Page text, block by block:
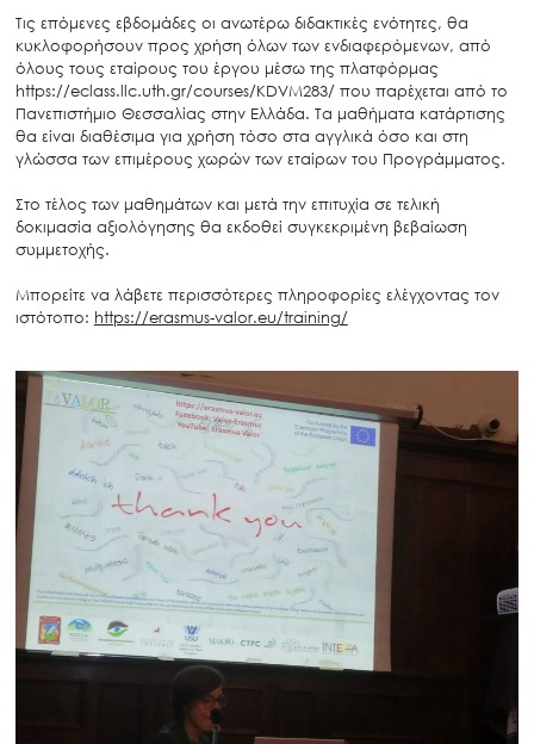
Τις επόμενες εβδομάδες οι ανωτέρω διδακτικές ενότητες, θα
κυκλοφορήσουν προς χρήση όλων των ενδιαφερόμενων, από
όλους τους εταίρους του έργου μέσω της πλατφόρμας
https://eclass.llc.uth.gr/courses/KDVM283/ που παρέχεται από το
Πανεπιστήμιο Θεσσαλίας στην Ελλάδα. Τα μαθήματα κατάρτισης
θα είναι διαθέσιμα για χρήση τόσο στα αγγλικά όσο και στη
γλώσσα των επιμέρους χωρών των εταίρων του Προγράμματος.
Στο τέλος των μαθημάτων και μετά την επιτυχία σε τελική
δοκιμασία αξιολόγησης θα εκδοθεί συγκεκριμένη βεβαίωση
συμμετοχής.
Μπορείτε να λάβετε περισσότερες πληροφορίες ελέγχοντας τον
ιστότοπο: https://erasmus-valor.eu/training/